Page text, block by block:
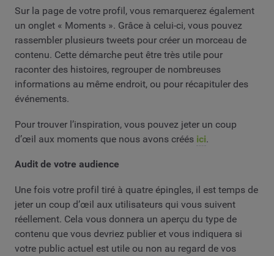
Sur la page de votre profil, vous remarquerez également
un onglet « Moments ». Grâce à celui-ci, vous pouvez
rassembler plusieurs tweets pour créer un morceau de
contenu. Cette démarche peut être très utile pour
raconter des histoires, regrouper de nombreuses
informations au même endroit, ou pour récapituler des
événements.
Pour trouver l’inspiration, vous pouvez jeter un coup
d’œil aux moments que nous avons créés ici.
Audit de votre audience
Une fois votre profil tiré à quatre épingles, il est temps de
jeter un coup d’œil aux utilisateurs qui vous suivent
réellement. Cela vous donnera un aperçu du type de
contenu que vous devriez publier et vous indiquera si
votre public actuel est utile ou non au regard de vos